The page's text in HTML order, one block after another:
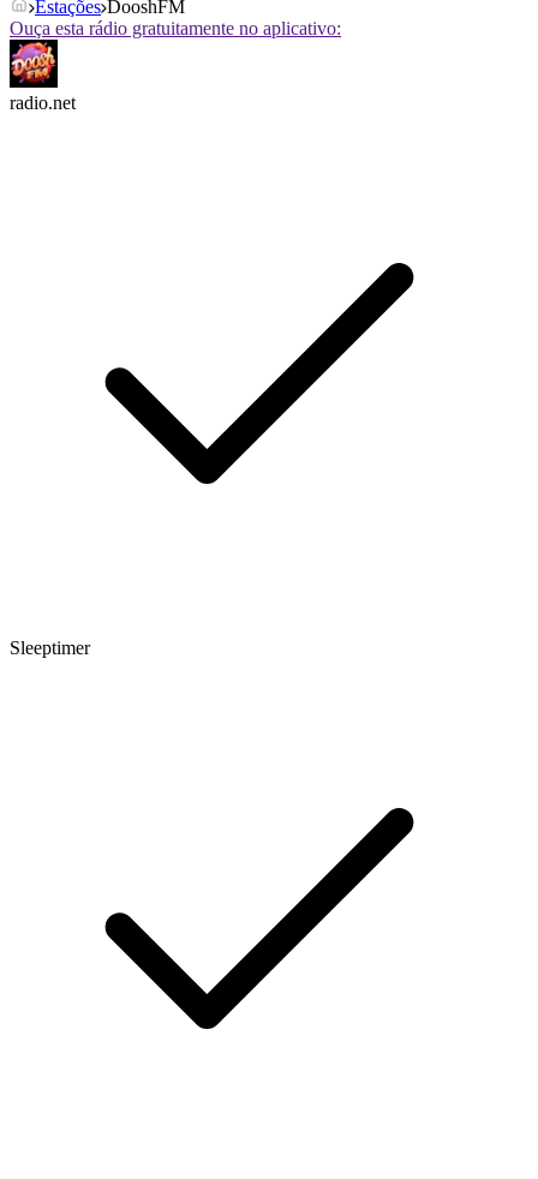
Estações DooshFM
Ouça esta rádio gratuitamente no aplicativo:
radio.net
Sleeptimer